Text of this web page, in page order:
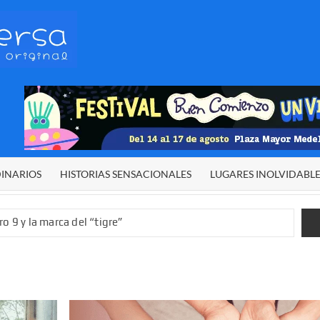
original
HISTORIAS SENSACIONALES LUGARES
9 y la marca del “tigre”
El Niño”